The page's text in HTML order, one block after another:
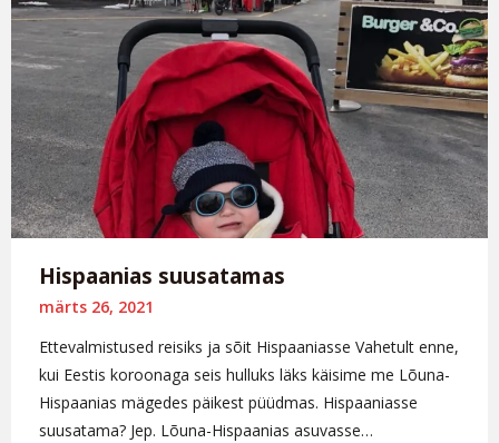
Hispaanias suusatamas
märts 26, 2021
Ettevalmistused reisiks ja sõit Hispaaniasse Vahetult enne,
kui Eestis koroonaga seis hulluks läks käisime me Lõuna-
Hispaanias mägedes päikest püüdmas. Hispaaniasse
suusatama? Jep. Lõuna-Hispaanias asuvasse…